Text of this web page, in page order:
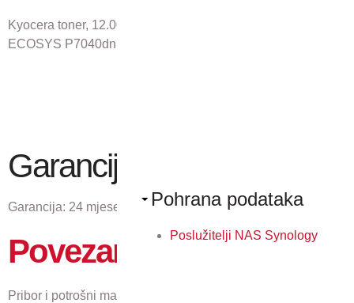
Pohrana podataka
Poslužitelji NAS Synology
Kyocera toner, 12.000 stranica A4 pri 5% pokrivenosti za
ECOSYS P7040dn
Garancija
Garancija: 24 mjeseci
Povezani proizvodi
Pribor i potrošni materijal koji odgovaraju ovom proizvodu.